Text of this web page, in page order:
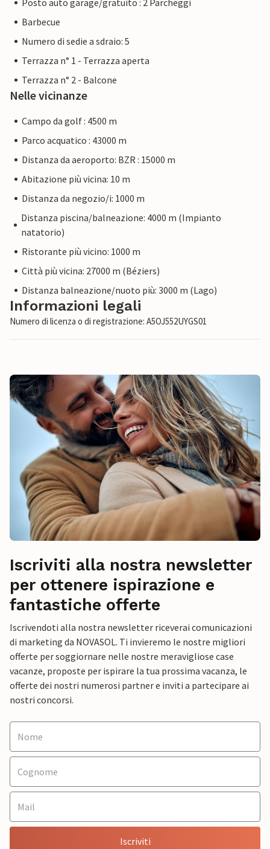
Posto auto garage/gratuito : 2 Parcheggi
Barbecue
Numero di sedie a sdraio: 5
Terrazza n° 1 - Terrazza aperta
Terrazza n° 2 - Balcone
Nelle vicinanze
Campo da golf : 4500 m
Parco acquatico : 43000 m
Distanza da aeroporto: BZR : 15000 m
Abitazione più vicina: 10 m
Distanza da negozio/i: 1000 m
Distanza piscina/balneazione: 4000 m (Impianto
natatorio)
Ristorante più vicino: 1000 m
Città più vicina: 27000 m (Béziers)
Distanza balneazione/nuoto più: 3000 m (Lago)
Informazioni legali
Numero di licenza o di registrazione: A5OJ552UYGS01
Iscriviti alla nostra newsletter
per ottenere ispirazione e
fantastiche offerte
Iscrivendoti alla nostra newsletter riceverai comunicazioni
di marketing da NOVASOL. Ti invieremo le nostre migliori
offerte per soggiornare nelle nostre meravigliose case
vacanze, proposte per ispirare la tua prossima vacanza, le
offerte dei nostri numerosi partner e inviti a partecipare ai
nostri concorsi.
Iscriviti